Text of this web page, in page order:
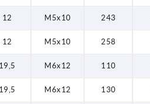
12 M5x10 243
12 M5x10 258
19,5 M6x12 110
19,5 M6x12 130